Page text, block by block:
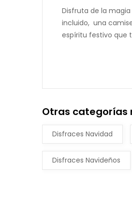
Disfruta de la
incluido, una
espíritu festivo que
Otras categorías
Disfraces Navidad
Disfraces Navideños